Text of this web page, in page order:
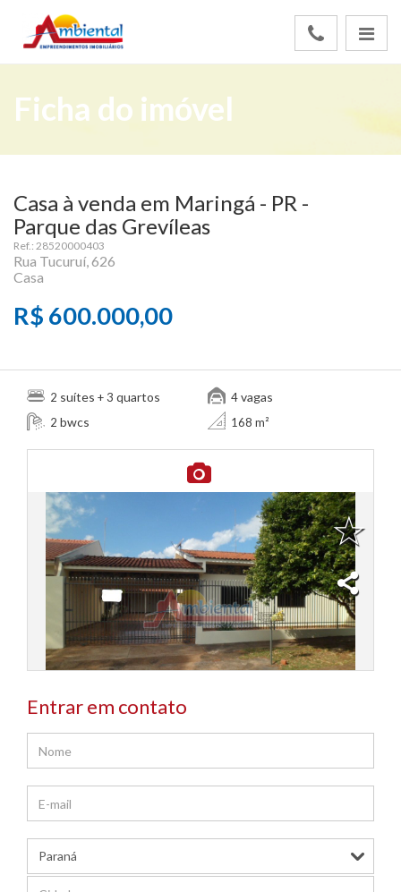
Ficha do imóvel
Casa à venda em Maringá - PR -
Parque das Grevíleas
Ref.: 28520000403
Rua Tucuruí, 626
Casa
R$ 600.000,00
2 suítes + 3 quartos
2 bwcs
4vagas
168 m²
Entrar em contato